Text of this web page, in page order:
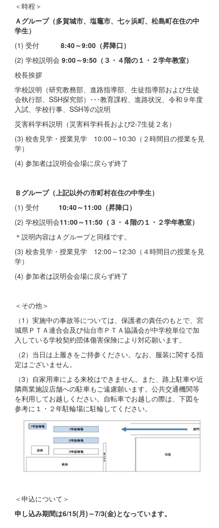
＜時程＞
Ａグループ（多賀城市、塩竈市、七ヶ浜町、松島町在住の中
学生）
(1) 受付 8:40～9:00（昇降口）
(2) 学校説明会 9:00～9:50（３・４階の１・２学年教室）
校長挨拶
学校説明（研究教務部、進路指導部、生徒指導部および生徒
会執行部、SSH探究部）･･･教育課程、進路状況、令和９年度
入試、学校行事、SSH等の説明
災害科学科説明（災害科学科長および2-7生徒２名）
(3) 校舎見学・授業見学 10:00～10:30（２時間目の授業を見
学）
(4) 参加者は説明会会場に戻らず終了
Ｂグループ（上記以外の市町村在住の中学生）
(1) 受付 10:40～11:00（昇降口）
(2) 学校説明会11:00～11:50（３・４階の１・２学年教室）
＊説明内容はＡグループと同様です。
(3) 校舎見学・授業見学 12:00～12:30（４時間目の授業を見
学）
(4) 参加者は説明会会場に戻らず終了
＜その他＞
（1）実施中の事故等については、保護者の責任のもとで、宮
城県ＰＴＡ連合会及び仙台市ＰＴＡ協議会が中学校単位で加
入している学校契約団体傷害保険により対応願います。
（2）当日は上履きをご持参ください。なお、服装に関する指
定はございません。
（3）自家用車による来校はできません。また、路上駐車や近
隣商業施設店舗への駐車もご遠慮願います。公共交通機関等
を利用してお越しください。自転車でお越しの際は、下図を
参考に１・２年駐輪場に駐輪してください。
＜申込について＞
申し込み期間は6/15(月)～7/3(金)となっています。